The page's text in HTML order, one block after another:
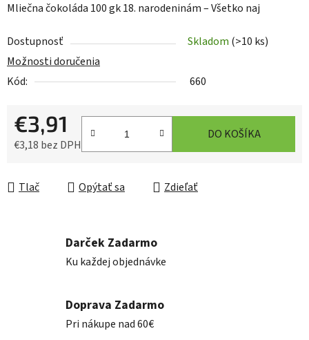
Mliečna čokoláda 100 gk 18. narodeninám – Všetko naj
Dostupnosť Skladom (>10 ks)
Možnosti doručenia
Kód:
660
€3,91
€3,18 bez DPH
DO KOŠÍKA
Tlač Opýtať sa Zdieľať
Darček Zadarmo
Ku každej objednávke
Doprava Zadarmo
Pri nákupe nad 60€